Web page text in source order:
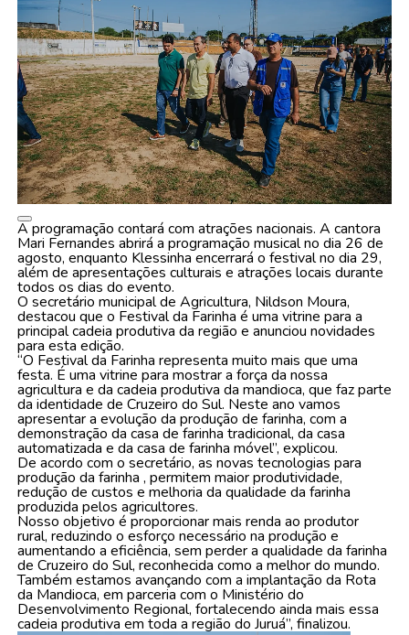
A programação contará com atrações nacionais. A cantora
Mari Fernandes abrirá a programação musical no dia 26 de
agosto, enquanto Klessinha encerrará o festival no dia 29,
além de apresentações culturais e atrações locais durante
todos os dias do evento.
O secretário municipal de Agricultura, Nildson Moura,
destacou que o Festival da Farinha é uma vitrine para a
principal cadeia produtiva da região e anunciou novidades
para esta edição.
“O Festival da Farinha representa muito mais que uma
festa. É uma vitrine para mostrar a força da nossa
agricultura e da cadeia produtiva da mandioca, que faz parte
da identidade de Cruzeiro do Sul. Neste ano vamos
apresentar a evolução da produção de farinha, com a
demonstração da casa de farinha tradicional, da casa
automatizada e da casa de farinha móvel”, explicou.
De acordo com o secretário, as novas tecnologias para
produção da farinha , permitem maior produtividade,
redução de custos e melhoria da qualidade da farinha
produzida pelos agricultores.
Nosso objetivo é proporcionar mais renda ao produtor
rural, reduzindo o esforço necessário na produção e
aumentando a eficiência, sem perder a qualidade da farinha
de Cruzeiro do Sul, reconhecida como a melhor do mundo.
Também estamos avançando com a implantação da Rota
da Mandioca, em parceria com o Ministério do
Desenvolvimento Regional, fortalecendo ainda mais essa
cadeia produtiva em toda a região do Juruá”, finalizou.